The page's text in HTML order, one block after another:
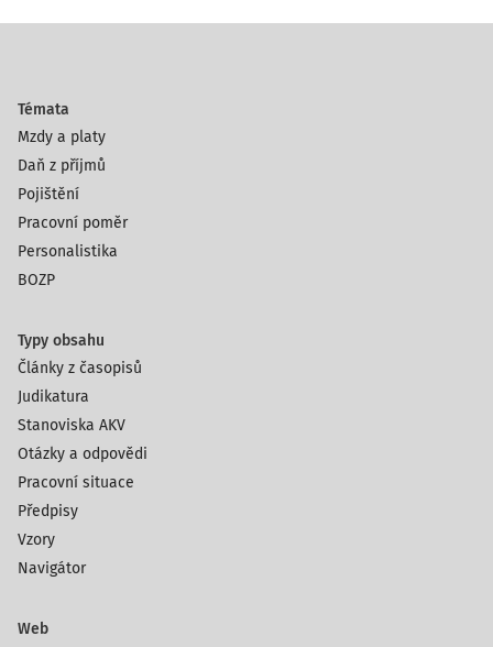
Témata
Mzdy a platy
Daň z příjmů
Pojištění
Pracovní poměr
Personalistika
BOZP
Typy obsahu
Články z časopisů
Judikatura
Stanoviska AKV
Otázky a odpovědi
Pracovní situace
Předpisy
Vzory
Navigátor
Web